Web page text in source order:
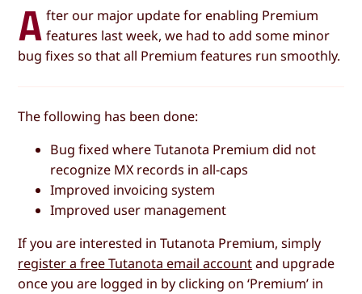
A fter our major update for enabling Premium
features last week, we had to add some minor
bug fixes so that all Premium features run smoothly.
The following has been done:
Bug fixed where Tutanota Premium did not
recognize MX records in all-caps
Improved invoicing system
Improved user management
If you are interested in Tutanota Premium, simply
register a free Tutanota email accountand upgrade
once you are logged in by clicking on ‘Premium’ in